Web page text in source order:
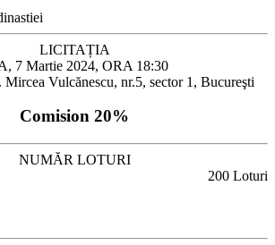
LICITAȚIA
7 Martie 2024, ORA 18:30
Vulcănescu, nr.5, sector 1, Bucureşti
Comision 20%
NUMĂR LOTURI
200 Loturi